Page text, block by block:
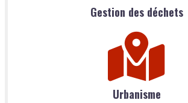
Gestion des déchets
Urbanisme